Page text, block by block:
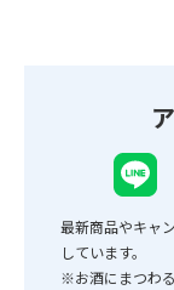
最新商品やキャ
しています。
※お酒にまつわ